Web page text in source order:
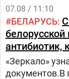
07.08 / 11:10
БЕЛАРУСЬ
антибиотик,
«Зеркало»
документов.В